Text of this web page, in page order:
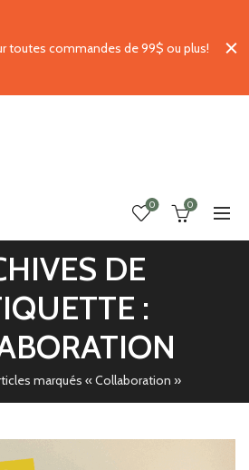
0 0
DE
:
marqués « Collaboration »
toutes commandes de 99$ ou plus!